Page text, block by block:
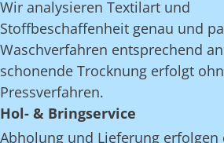
Wir analysieren Textilart und
Stoffbeschaffenheit genau und
Waschverfahren entsprechend
schonende Trocknung erfolgt
Pressverfahren.
Hol- & Bringservice
Abholung und Lieferung erfolgen